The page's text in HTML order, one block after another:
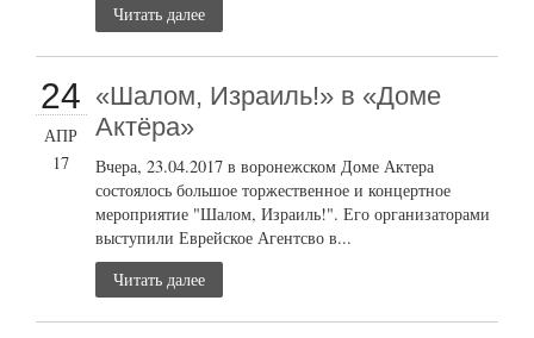
Читать далее
24
АПР
17
«Шалом, Израиль!» в «Доме
Актёра»
Вчера, 23.04.2017 в воронежском Доме Актера
состоялось большое торжественное и концертное
мероприятие "Шалом, Израиль!". Его организаторами
выступили Еврейское Агентсво в...
Читать далее